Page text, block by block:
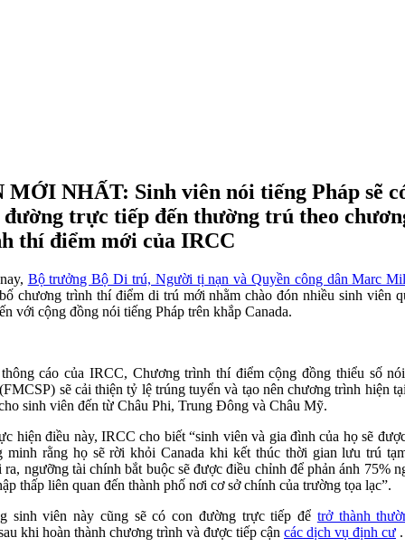
MỚI NHẤT: Sinh viên nói tiếng Pháp sẽ
đường trực tiếp đến thường trú theo
thí điểm mới của IRCC
Bộ trưởng Bộ Di trú, Người tị nạn và Quyền công dân Marc
chương trình thí điểm di trú mới nhằm chào đón nhiều sinh viên
với cộng đồng nói tiếng Pháp trên khắp Canada.
cáo của IRCC, Chương trình thí điểm cộng đồng thiểu số
sẽ cải thiện tỷ lệ trúng tuyển và tạo nên chương trình hiện
sinh viên đến từ Châu Phi, Trung Đông và Châu Mỹ.
hiện điều này, IRCC cho biết “sinh viên và gia đình của họ sẽ
minh rằng họ sẽ rời khỏi Canada khi kết thúc thời gian lưu trú
ra, ngưỡng tài chính bắt buộc sẽ được điều chỉnh để phản ánh 75%
thấp liên quan đến thành phố nơi cơ sở chính của trường tọa lạc”.
sinh viên này cũng sẽ có con đường trực tiếp để trở thành
khi hoàn thành chương trình và được tiếp cận các dịch vụ định cư .